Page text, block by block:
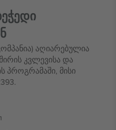
აღიარებულია
კვლევისა და
პროგრამაში, მისი